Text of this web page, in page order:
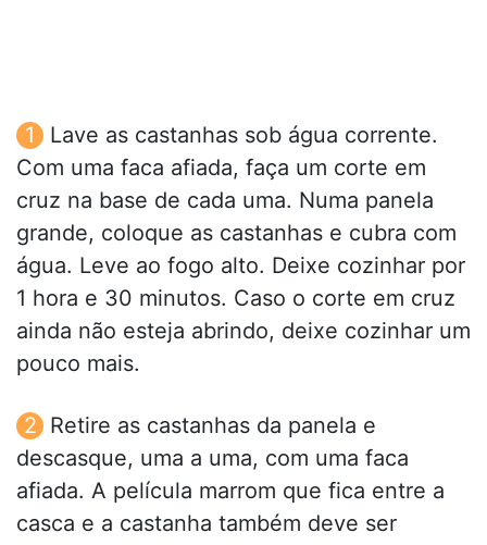
Lave as castanhas sob água corrente.
Com uma faca afiada, faça um corte em
cruz na base de cada uma. Numa panela
grande, coloque as castanhas e cubra com
água. Leve ao fogo alto. Deixe cozinhar por
1 hora e 30 minutos. Caso o corte em cruz
ainda não esteja abrindo, deixe cozinhar um
pouco mais.
Retire as castanhas da panela e
descasque, uma a uma, com uma faca
afiada. A película marrom que fica entre a
casca e a castanha também deve ser